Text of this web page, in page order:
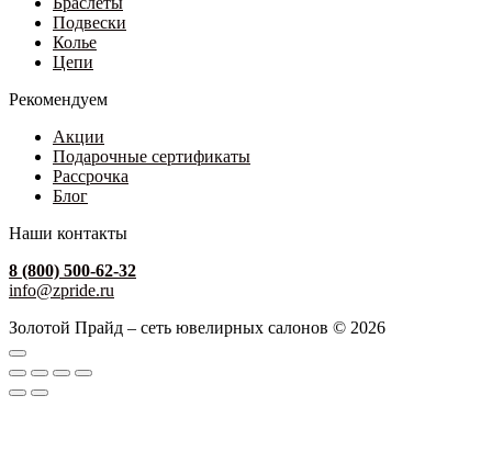
Подвески
Колье
Цепи
Рекомендуем
Акции
Подарочные сертификаты
Рассрочка
Блог
Наши контакты
8 (800) 500-62-32
info@zpride.ru
Золотой Прайд – сеть ювелирных салонов © 2026